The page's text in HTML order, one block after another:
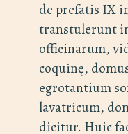
de prefatis IX
transtulerunt
officinarum,
coquinę,
egrotantium
lavatricum,
dicitur. Huic